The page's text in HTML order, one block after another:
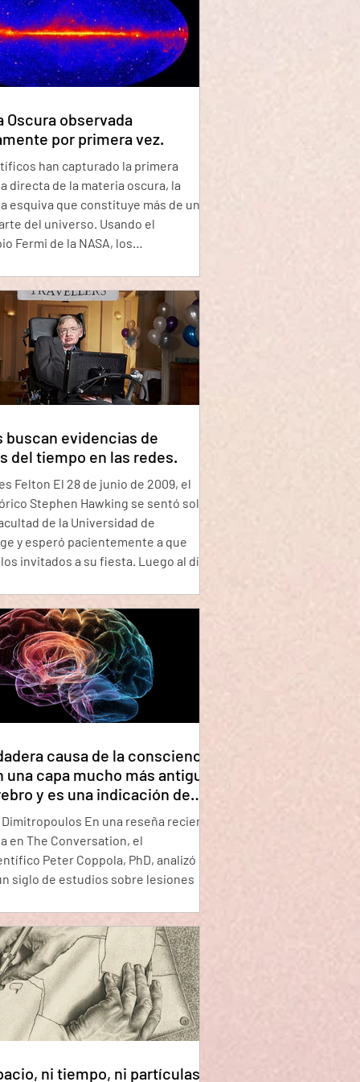
genoma realmente importa?
que debido a que la
de nuestro ADN está activo, debe
Oscura observada
por primera vez.
han capturado la primera
directa de la materia oscura, la
esquiva que constituye más de una
del universo. Usando el
Fermi de la NASA, los
de rayos gamma que emerge de una
"similar a un halo" que rodea la Vía
Su frecuencia e intensidad sugieren
podría ser materia oscura. Los
han sabido durante casi dos
que hay un resplan
buscan evidencias de
del tiempo en las redes.
Felton El 28 de junio de 2009, el
Stephen Hawking se sentó solo
de la Universidad de
y esperó pacientemente a que
invitados a su fiesta. Luego al día
un experimento
con sentido del humor
ver si era posible viajar en el
idea era que, si enviaba las
después de que se celebrara el
los viaje
causa de la consciencia
una capa mucho más antigua
y es una indicación de
de la vida no
de la inteligencia.
Dimitropoulos En una reseña reciente
en The Conversation, el
Peter Coppola, PhD, analizó
siglo de estudios sobre lesiones
eléctrica para plantear una
aparentemente sencilla: ¿qué partes
son realmente necesarias para la
La respuesta podría tener graves
para las personas en coma, en
u otros estados mínimos de
ni tiempo, ni partículas: